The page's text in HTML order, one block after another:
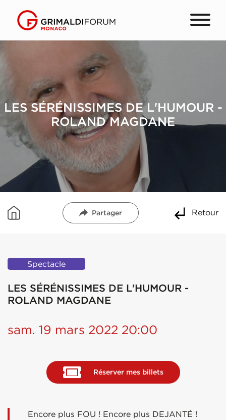
LES SÉRÉNISSIMES DE L'HUMOUR -
ROLAND MAGDANE
Partager Retour
Spectacle
LES SÉRÉNISSIMES DE L'HUMOUR -
ROLAND MAGDANE
sam. 19 mars 2022 20:00
Réserver mes billets
Encore plus FOU ! Encore plus DEJANTÉ !